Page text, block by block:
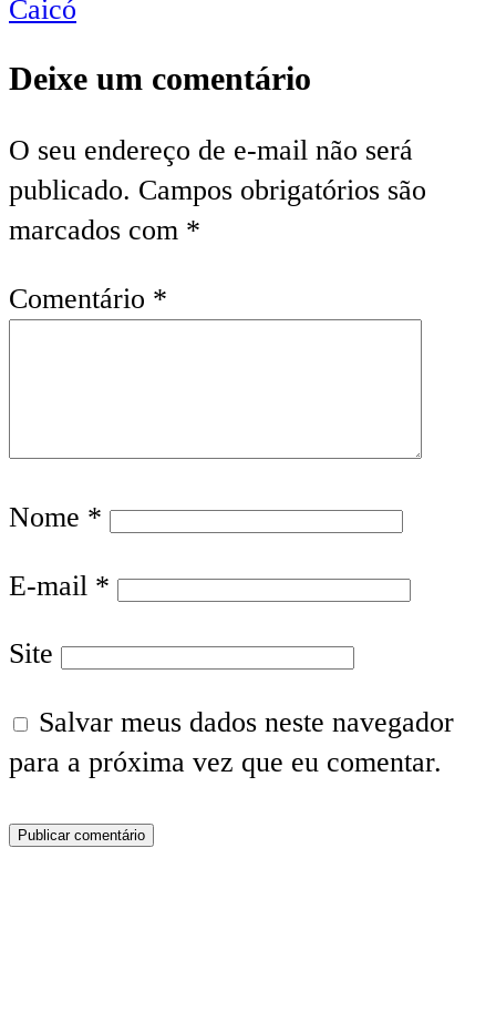
Caicó
Deixe um comentário
O seu endereço de e-mail não será
publicado. Campos obrigatórios são
marcados com *
Comentário *
Nome *
E-mail *
Site
Salvar meus dados neste navegador
para a próxima vez que eu comentar.